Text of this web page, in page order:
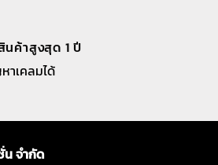
นค้าสูงสุด 1 ปี
เคลมได้
น จำกัด